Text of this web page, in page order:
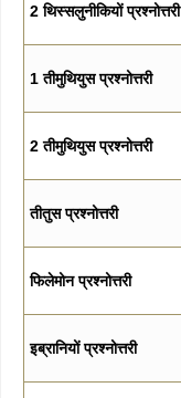
2 थिस्सलुनीकियों प्रश्नोत्तरी
1 तीमुथियुस प्रश्नोत्तरी
2 तीमुथियुस प्रश्नोत्तरी
तीतुस प्रश्नोत्तरी
फिलेमोन प्रश्नोत्तरी
इब्रानियों प्रश्नोत्तरी